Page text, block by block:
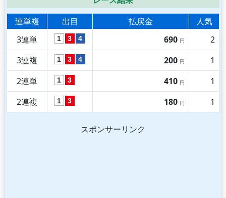
連単複
出目 払戻金
人気
3連単
1 3 4 690 円
2
3連複
1 3 4 200 円
1
2連単
1 3 410 円
1
2連複
1 3 180 円 1
スポンサーリンク